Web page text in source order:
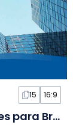
15 16:9
Apresentação Profissional Simples para Brainstorm em Slides